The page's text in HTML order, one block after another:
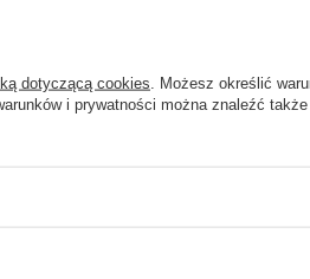
sposób prania : pranie w pralce w 30°C
dotyczącą cookies . Możesz określić
i prywatności można znaleźć